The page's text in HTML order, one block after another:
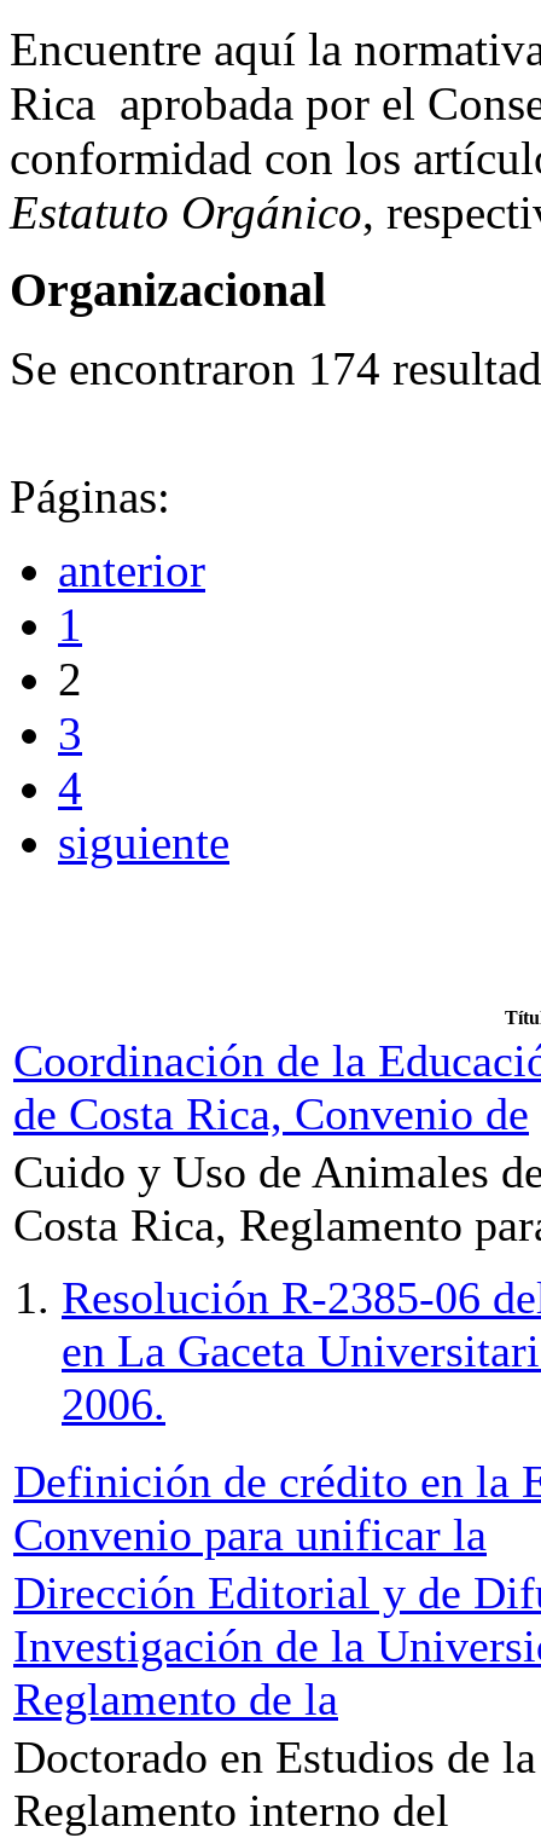
Encuentre aquí la
Rica aprobada por el
conformidad con los
Estatuto Orgánico,
Organizacional
Se encontraron 174
Páginas:
anterior
1
2
3
4
siguiente
Coordinación de la
de Costa Rica, Convenio de
Cuido y Uso de Animales
Costa Rica, Reglamento
Resolución R-2385-06
en La Gaceta
2006.
Definición de crédito en la
Convenio para unificar la
Dirección Editorial y de
Investigación de la
Reglamento de la
Doctorado en Estudios de
Reglamento interno del